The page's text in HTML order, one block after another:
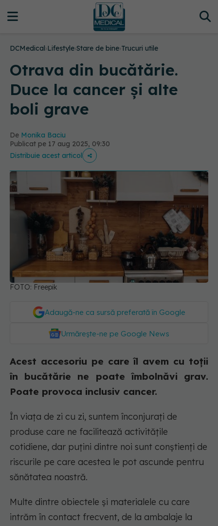
DCMedical›Lifestyle›Stare de bine›Trucuri utile
Otrava din bucătărie.
Duce la cancer și alte
boli grave
De Monika Baciu
Publicat pe 17 aug 2025, 09:30
Distribuie acest articol
FOTO: Freepik
Adaugă-ne ca sursă preferată în Google
Urmărește-ne pe Google News
Acest accesoriu pe care îl avem cu toții
în bucătărie ne poate îmbolnăvi grav.
Poate provoca inclusiv cancer.
În viața de zi cu zi, suntem înconjurați de
produse care ne facilitează activitățile
cotidiene, dar puțini dintre noi sunt conștienți de
riscurile pe care acestea le pot ascunde pentru
sănătatea noastră.
Multe dintre obiectele și materialele cu care
intrăm în contact frecvent, de la ambalaje la